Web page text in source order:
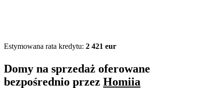
Estymowana rata kredytu: 2 421 eur
Domy na sprzedaż oferowane
bezpośrednio przez Homiia